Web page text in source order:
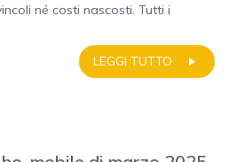
né costi nascosti. Tutti i
LEGGI TUTTO